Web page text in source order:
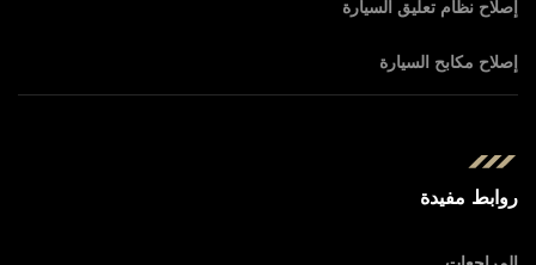
إصلاح نظام تعليق السيارة
إصلاح مكابح السيارة
روابط مفيدة